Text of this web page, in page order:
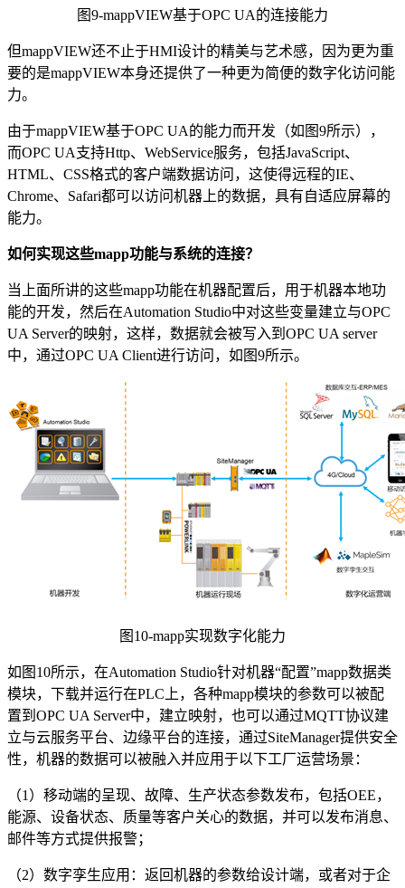
图9-mappVIEW基于OPC UA的连接能力
但mappVIEW还不止于HMI设计的精美与艺术感，因为更为重
要的是mappVIEW本身还提供了一种更为简便的数字化访问能
力。
由于mappVIEW基于OPC UA的能力而开发（如图9所示），
而OPC UA支持Http、WebService服务，包括JavaScript、
HTML、CSS格式的客户端数据访问，这使得远程的IE、
Chrome、Safari都可以访问机器上的数据，具有自适应屏幕的
能力。
如何实现这些mapp功能与系统的连接？
当上面所讲的这些mapp功能在机器配置后，用于机器本地功
能的开发，然后在Automation Studio中对这些变量建立与OPC
UA Server的映射，这样，数据就会被写入到OPC UA server
中，通过OPC UA Client进行访问，如图9所示。
图10-mapp实现数字化能力
如图10所示，在Automation Studio针对机器“配置”mapp数据类
模块，下载并运行在PLC上，各种mapp模块的参数可以被配
置到OPC UA Server中，建立映射，也可以通过MQTT协议建
立与云服务平台、边缘平台的连接，通过SiteManager提供安全
性，机器的数据可以被融入并应用于以下工厂运营场景：
（1）移动端的呈现、故障、生产状态参数发布，包括OEE，
能源、设备状态、质量等客户关心的数据，并可以发布消息、
邮件等方式提供报警；
（2）数字孪生应用：返回机器的参数给设计端，或者对于企